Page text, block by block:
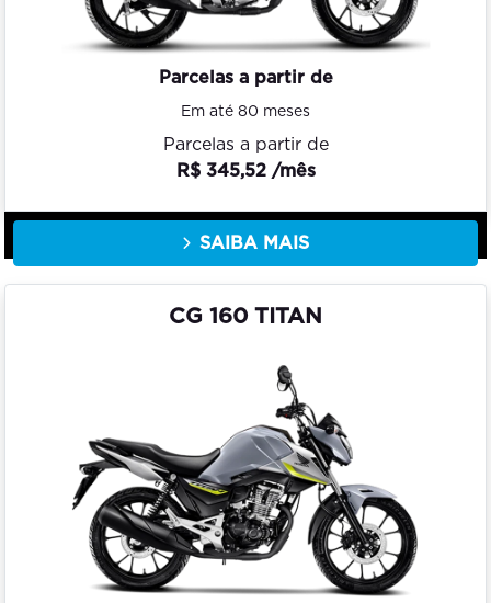
Parcelas a partir de
Em até 80 meses
Parcelas a partir de
R$ 345,52 /mês
SAIBA MAIS
CG 160 TITAN